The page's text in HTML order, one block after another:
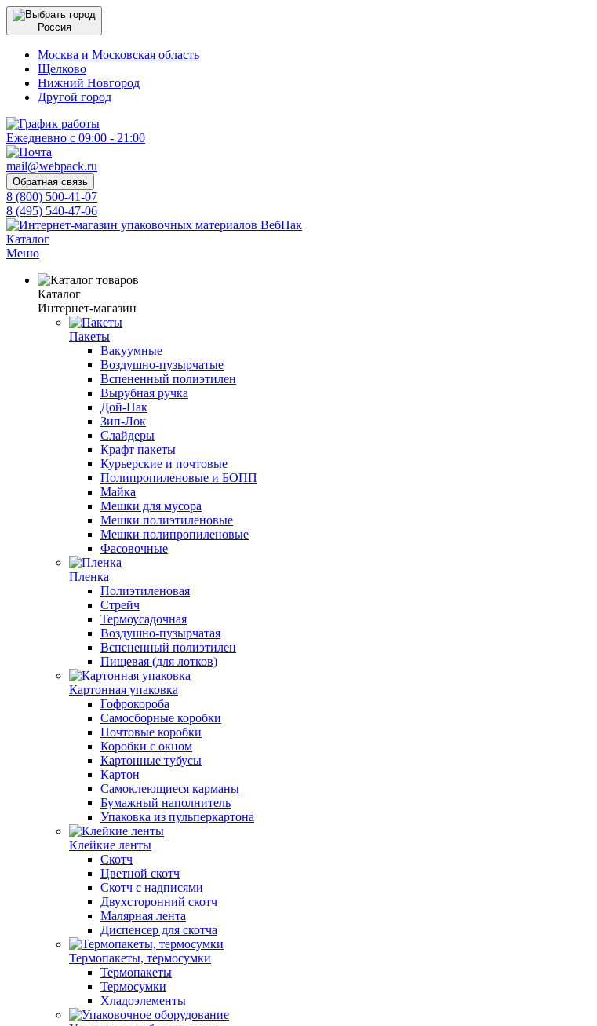
Россия
Москва и Московская область
Щелково
Нижний Новгород
Другой город
Ежедневно с 09:00 - 21:00
mail@webpack.ru
Обратная связь
8 (800) 500-41-07
8 (495) 540-47-06
Каталог
Меню
Каталог
Интернет-магазин
Пакеты
Вакуумные
Воздушно-пузырчатые
Вспененный полиэтилен
Вырубная ручка
Дой-Пак
Зип-Лок
Слайдеры
Крафт пакеты
Курьерские и почтовые
Полипропиленовые и БОПП
Майка
Мешки для мусора
Мешки полиэтиленовые
Мешки полипропиленовые
Фасовочные
Пленка
Полиэтиленовая
Стрейч
Термоусадочная
Воздушно-пузырчатая
Вспененный полиэтилен
Пищевая (для лотков)
Картонная упаковка
Гофрокороба
Самосборные коробки
Почтовые коробки
Коробки с окном
Картонные тубусы
Картон
Самоклеющиеся карманы
Бумажный наполнитель
Упаковка из пульперкартона
Клейкие ленты
Скотч
Цветной скотч
Скотч с надписями
Двухсторонний скотч
Малярная лента
Диспенсер для скотча
Термопакеты, термосумки
Термопакеты
Термосумки
Хладоэлементы